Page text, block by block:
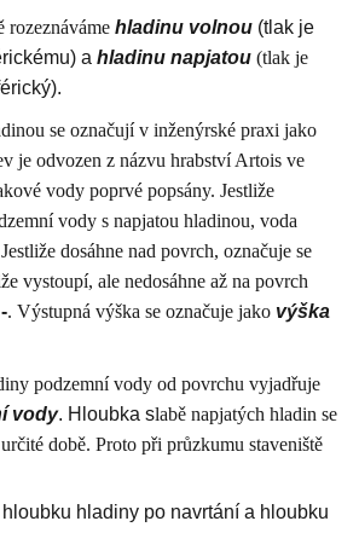
rozeznáváme hladinu volnou (tlak je
a hladinu napjatou (tlak je
se označují v inženýrské praxi jako
je odvozen z názvu hrabství Artois ve
vody poprvé popsány. Jestliže
vody s napjatou hladinou, voda
dosáhne nad povrch, označuje se
vystoupí, ale nedosáhne až na povrch
-. Výstupná výška se označuje jako výška
podzemní vody od povrchu vyjadřuje
vody. Hloubka slabě napjatých hladin se
době. Proto při průzkumu staveniště
hloubku hladiny po navrtání a hloubku